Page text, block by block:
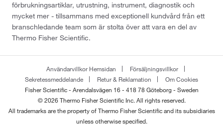
förbrukningsartiklar, utrustning, instrument, diagnostik och
mycket mer - tillsammans med exceptionell kundvård från ett
branschledande team som är stolta över att vara en del av
Thermo Fisher Scientific.
Användarvillkor Hemsidan
Försäljningsvillkor
Sekretessmeddelande
Retur & Reklamation
Om Cookies
Fisher Scientific - Arendalsvägen 16 - 418 78 Göteborg - Sweden
© 2026 Thermo Fisher Scientific Inc. All rights reserved.
All trademarks are the property of Thermo Fisher Scientific and its subsidiaries
unless otherwise specified.